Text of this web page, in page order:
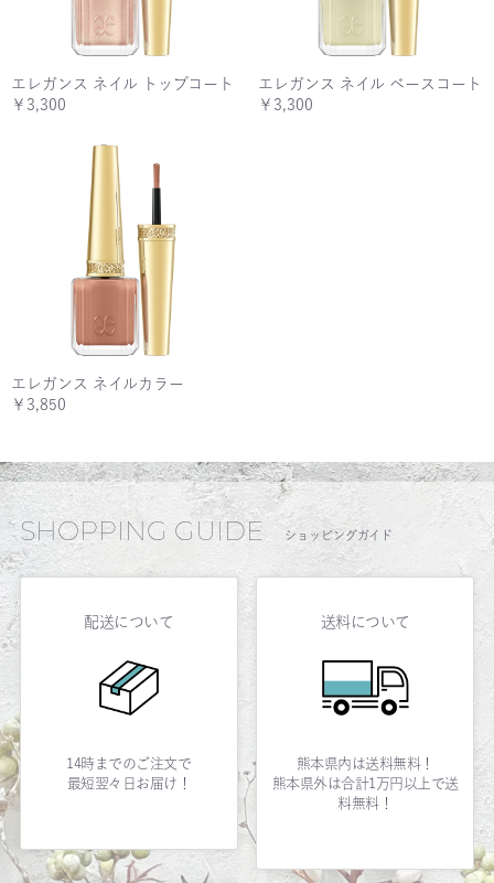
エレガンス ネイル トップコート
￥3,300
エレガンス ネイル ベースコート
￥3,300
エレガンス ネイルカラー
￥3,850
SHOPPING GUIDE ショッピングガイド
配送について
14時までのご注文で
最短翌々日お届け！
送料について
熊本県内は送料無料！
熊本県外は合計1万円以上で送
料無料！